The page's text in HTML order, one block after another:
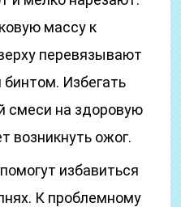
массу к
перевязывают
бинтом. Избегать
смеси на здоровую
возникнуть ожог.
избавиться
К проблемному